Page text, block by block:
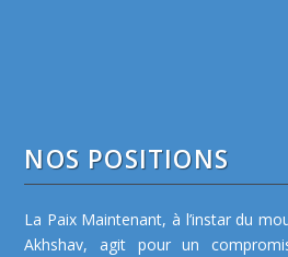
NOS POSITIONS
La Paix Maintenant, à l’instar du
Akhshav, agit pour un